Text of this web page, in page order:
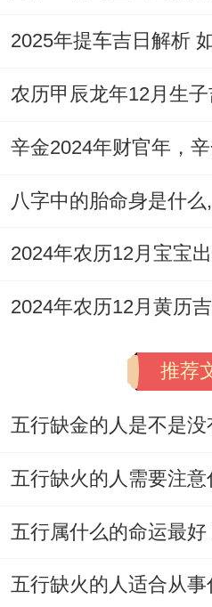
忌:行丧、安葬、破土
特征 ：吉神众多,黄道
床，预示着家业兴旺！
避开！此日虽吉；但忌
2026年6月17日（农历
你猜怎么着？:嫁娶，
造，动土、进人口，入
钻，除服、成服。
吉之日，百事皆宜，
2024年农历12月黄历吉
推荐